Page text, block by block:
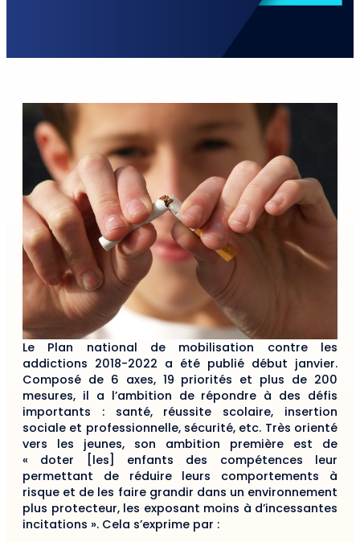
Le Plan national de mobilisation contre les
addictions 2018-2022 a été publié début janvier.
Composé de 6 axes, 19 priorités et plus de 200
mesures, il a l’ambition de répondre à des défis
importants : santé, réussite scolaire, insertion
sociale et professionnelle, sécurité, etc. Très orienté
vers les jeunes, son ambition première est de
« doter [les] enfants des compétences leur
permettant de réduire leurs comportements à
risque et de les faire grandir dans un environnement
plus protecteur, les exposant moins à d’incessantes
incitations ». Cela s’exprime par :